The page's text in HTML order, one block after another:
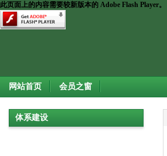
此页面上的内容需要较新版本的 Adobe Flash Player。
网站首页 会员之窗
体系建设